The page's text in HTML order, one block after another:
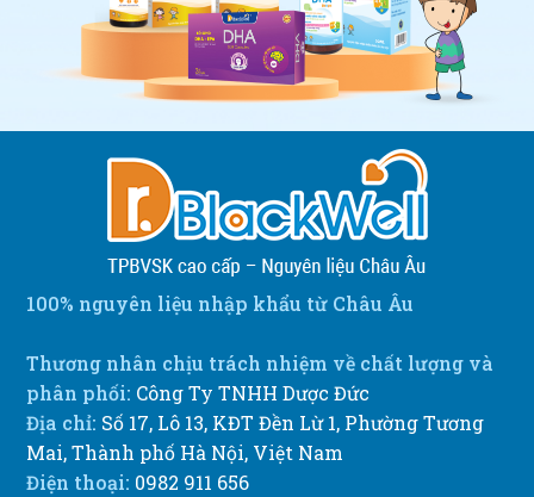
100% nguyên liệu nhập khẩu từ Châu Âu
Thương nhân chịu trách nhiệm về chất lượng và
phân phối: Công Ty TNHH Dược Đức
Địa chỉ: Số 17, Lô 13, KĐT Đền Lừ 1, Phường Tương
Mai, Thành phố Hà Nội, Việt Nam
Điện thoại: 0982 911 656